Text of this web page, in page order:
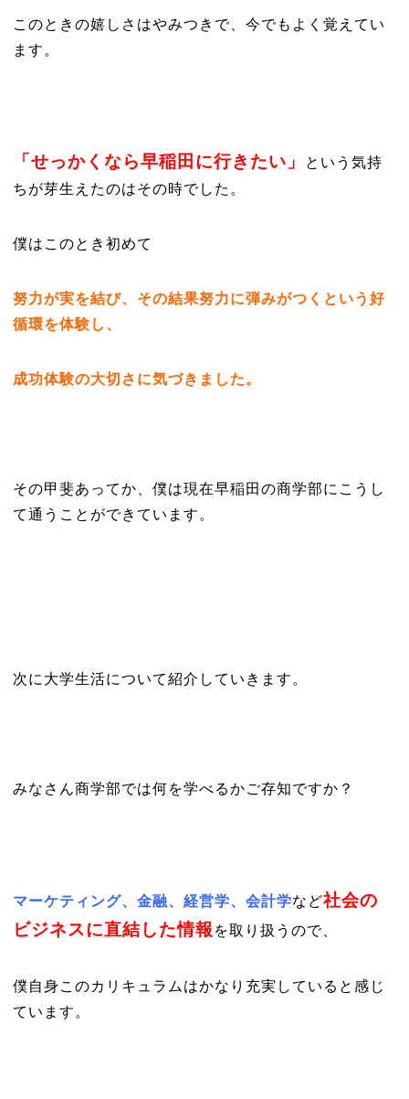
このときの嬉しさはやみつきで、今でもよく覚えてい
ます。
「せっかくなら早稲田に行きたい」
という気持
ちが芽生えたのはその時でした。
僕はこのとき初めて
努力が実を結び、その結果努力に弾みがつくという好
循環を体験し、
成功体験の大切さに気づきました。
その甲斐あってか、僕は現在早稲田の商学部にこうし
て通うことができています。
次に大学生活について紹介していきます。
みなさん商学部では何を学べるかご存知ですか？
マーケティング、金融、経営学、会計学など社会の
ビジネスに直結した情報 を取り扱うので、
僕自身このカリキュラムはかなり充実していると感じ
ています。